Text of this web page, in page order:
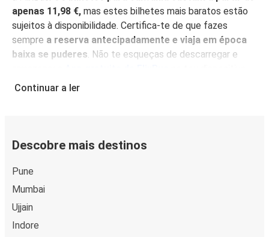
apenas 11,98 €, mas estes bilhetes mais baratos estão
sujeitos à disponibilidade. Certifica-te de que fazes
sempre a reserva antecipadamente e viaja em época
baixa se puderes. Não te esqueças de descarregar e
móvel e encontra os melhores preços, gere mais
simplesmente mostra-o ao condutor, e depois acomoda-
lugares.
Porquê viajar para Julwania com a FlixBus
Não podia ser mais fácil chegar a Julwania com a FlixBus!
Com 13 cidades ligadas de autocarro a Julwania, é
Continuar a ler
Descobre mais destinos
Pune
Mumbai
Ujjain
Indore